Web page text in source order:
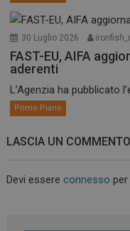
30 Luglio 2026
FAST-EU, AIFA
aderenti
L’Agenzia ha pubblicato
Primo Piano
LASCIA UN COMMENTO
Devi essereconnesso per